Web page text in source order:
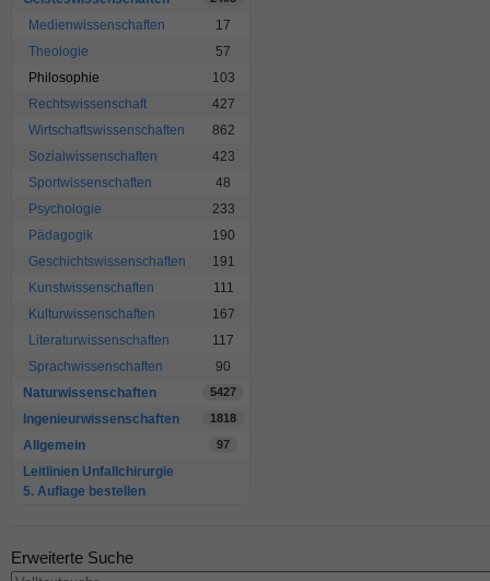
Medienwissenschaften
17
Theologie
57
Philosophie
103
Rechtswissenschaft
427
Wirtschaftswissenschaften
862
Sozialwissenschaften
423
Sportwissenschaften
48
Psychologie
233
Pädagogik
190
Geschichtswissenschaften
191
Kunstwissenschaften
111
Kulturwissenschaften
167
Literaturwissenschaften
117
Sprachwissenschaften
90
Naturwissenschaften
5427
Ingenieurwissenschaften 1818
Allgemein 97
Leitlinien Unfallchirurgie
5. Auflage bestellen
Erweiterte Suche